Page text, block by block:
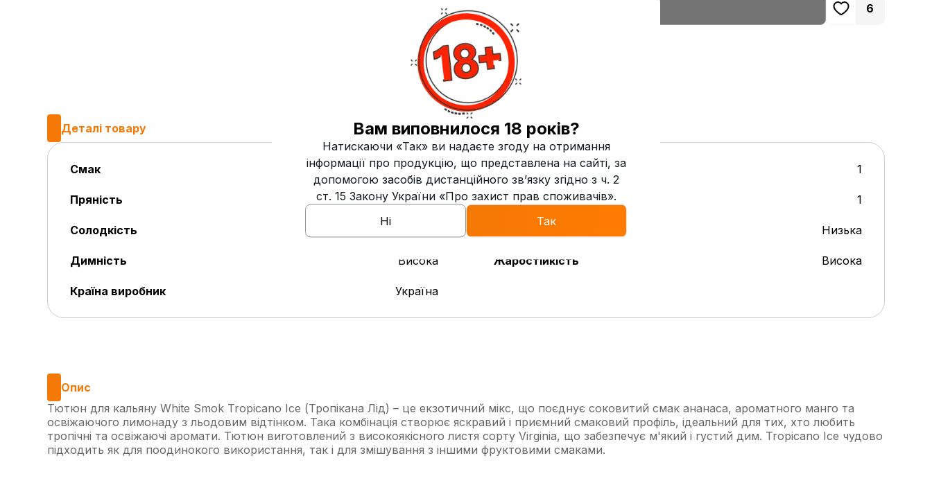
6
Деталі товару
Смак Ананас , Лід , Манго Кислість 1
Пряність 0 Свіжість 1
Солодкість Низька
Димність Висока Жаростійкість Висока
Країна виробник Україна
Опис
Тютюн для кальяну White Smok Tropicano Ice (Тропікана Лід) – це екзотичний мікс, що поєднує соковитий смак ананаса, ароматного манго та
освіжаючого лимонаду з льодовим відтінком. Така комбінація створює яскравий і приємний смаковий профіль, ідеальний для тих, хто любить
тропічні та освіжаючі аромати. Тютюн виготовлений з високоякісного листя сорту Virginia, що забезпечує м'який і густий дим. Tropicano Ice чудово
підходить як для поодинокого використання, так і для змішування з іншими фруктовими смаками.
Вам виповнилося 18 років?
Натискаючи «Так» ви надаєте згоду на отримання
інформації про продукцію, що представлена на сайті, за
допомогою засобів дистанційного зв’язку згідно з ч. 2
ст. 15 Закону України «Про захист прав споживачів».
Ні
Так